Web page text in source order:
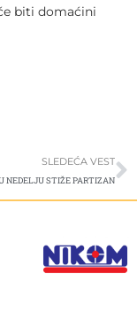
biti domaćini
SLEDEĆA VEST
NEDELJU STIŽE PARTIZAN